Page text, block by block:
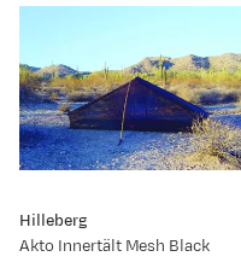
Hilleberg
Akto Innertält Mesh Black